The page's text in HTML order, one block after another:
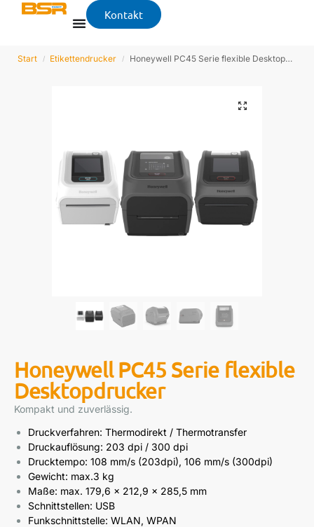
Kontakt
Start / Etikettendrucker / Honeywell PC45 Serie flexible Desktopdrucker
Honeywell PC45 Serie flexible
Desktopdrucker
Kompakt und zuverlässig.
Druckverfahren: Thermodirekt / Thermotransfer
Druckauflösung: 203 dpi / 300 dpi
Drucktempo: 108 mm/s (203dpi), 106 mm/s (300dpi)
Gewicht: max.3 kg
Maße: max. 179,6 x 212,9 x 285,5 mm
Schnittstellen: USB
Funkschnittstelle: WLAN, WPAN